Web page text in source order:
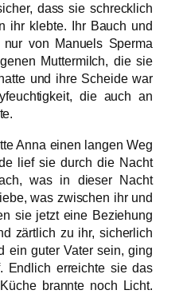
dass sie schrecklich
ihr klebte. Ihr Bauch und
von Manuels Sperma
Muttermilch, die sie
und ihre Scheide war
die auch an
Anna einen langen Weg
lief sie durch die Nacht
was in dieser Nacht
was zwischen ihr und
sie jetzt eine Beziehung
zärtlich zu ihr, sicherlich
ein guter Vater sein, ging
Endlich erreichte sie das
brannte noch Licht.